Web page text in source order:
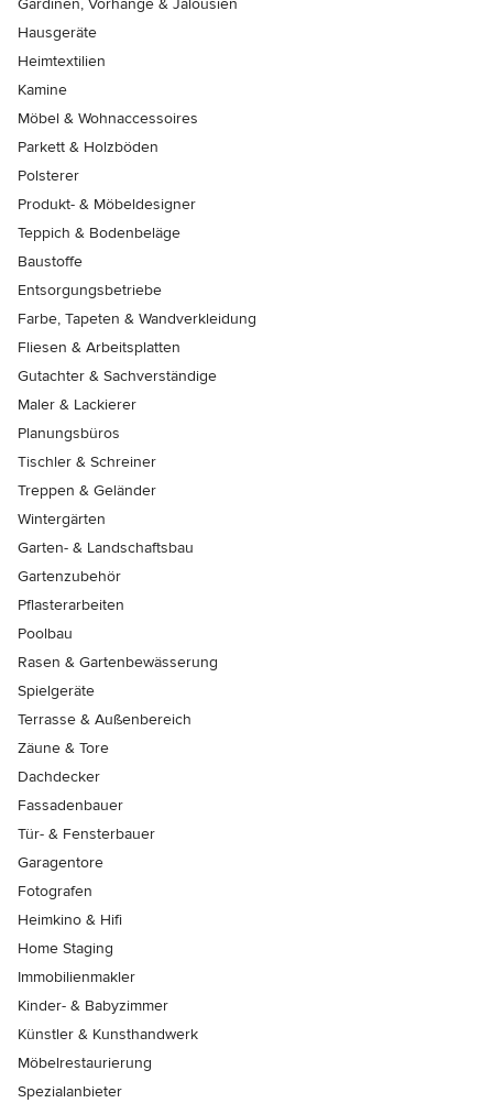
Gardinen, Vorhänge & Jalousien
Hausgeräte
Heimtextilien
Kamine
Möbel & Wohnaccessoires
Parkett & Holzböden
Polsterer
Produkt- & Möbeldesigner
Teppich & Bodenbeläge
Baustoffe
Entsorgungsbetriebe
Farbe, Tapeten & Wandverkleidung
Fliesen & Arbeitsplatten
Gutachter & Sachverständige
Maler & Lackierer
Planungsbüros
Tischler & Schreiner
Treppen & Geländer
Wintergärten
Garten- & Landschaftsbau
Gartenzubehör
Pflasterarbeiten
Poolbau
Rasen & Gartenbewässerung
Spielgeräte
Terrasse & Außenbereich
Zäune & Tore
Dachdecker
Fassadenbauer
Tür- & Fensterbauer
Garagentore
Fotografen
Heimkino & Hifi
Home Staging
Immobilienmakler
Kinder- & Babyzimmer
Künstler & Kunsthandwerk
Möbelrestaurierung
Spezialanbieter